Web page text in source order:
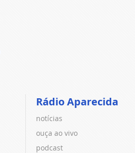
Rádio Aparecida
notícias
ouça ao vivo
podcast